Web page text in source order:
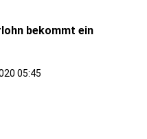
bekommt ein
05:45